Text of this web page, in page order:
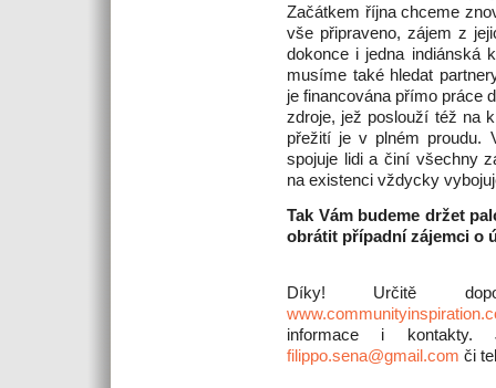
Začátkem října chceme
vše připraveno, zájem z
dokonce i jedna indiánská
musíme také hledat
je financována přímo práce
zdroje, jež poslouží též na
přežití je v plném proudu.
spojuje lidi a činí všechny
na existenci vždycky
Tak Vám budeme držet
obrátit případní zájemci o
Díky! Určitě
informace i
filippo.sena@gmail.com či